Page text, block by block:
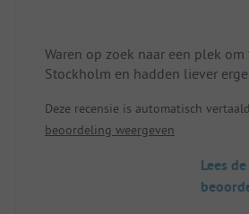
Waren op zoek naar een plek
Stockholm en hadden liever
niet om op doorreis te zijn,
kinderen. Veel onverzorgde vaste
informatie geven over de netheid
Deze recensie is automatisch vertaald.
beoordeling weergeven
Lees